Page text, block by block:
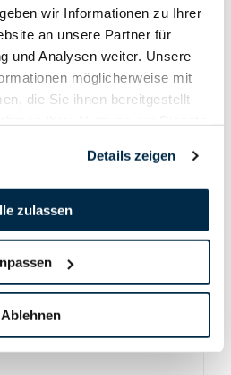
wir Informationen zu Ihrer
an unsere Partner für
und Analysen weiter. Unsere
möglicherweise mit
die Sie ihnen bereitgestellt
Details zeigen
zulassen
Ablehnen